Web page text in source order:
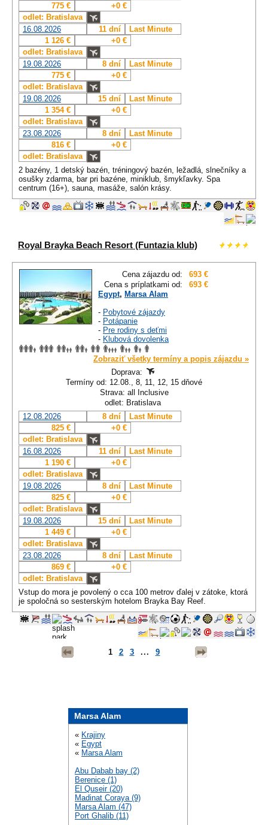
775 €
+0 €
odlet: Bratislava
16.08.2026
11 dní
Last Minute
1 126 €
+0 €
odlet: Bratislava
19.08.2026
8 dní
Last Minute
775 €
+0 €
odlet: Bratislava
19.08.2026
15 dní
Last Minute
1 354 €
+0 €
odlet: Bratislava
23.08.2026
8 dní
Last Minute
816 €
+0 €
odlet: Bratislava
2 bazény, 1 detský bazén, tréningový bazén, ležadlá, slnečníky a
osušky zdarma, bar pri bazéne, miniklub, šmykľavky. Spa
centrum (16+), sauna, masáže, salón krásy.
Royal Brayka Beach Resort (Funtazia klub)
Cena zájazdu od:
693 €
Cena s príplatkami od:
693 €
Egypt, Marsa Alam
- Pobytové zájazdy
- Potápanie
- Pre rodiny s deťmi
- Klubová dovolenka
Zobraziť všetky termíny a popis zájazdu »
Doprava:
Termíny od: 12.08., 8, 11, 12, 15 dňové
Strava: all Inclusive
odlet: Bratislava
12.08.2026
8 dní
Last Minute
825 €
+0 €
odlet: Bratislava
16.08.2026
11 dní
Last Minute
1 190 €
+0 €
odlet: Bratislava
19.08.2026
8 dní
Last Minute
825 €
+0 €
odlet: Bratislava
19.08.2026
15 dní
Last Minute
1 449 €
+0 €
odlet: Bratislava
23.08.2026
8 dní
Last Minute
869 €
+0 €
odlet: Bratislava
Vstup do mora je povolený o cca 100 metrov ďalej v zátoke, ktorá
je spoločná so sesterským hotelom Brayka Bay Reef.
1 2 3 ... 9
Marsa Alam
« Krajiny
« Egypt
« Marsa Alam
Abu Dabab bay (2)
Berenice (1)
El Quseir (20)
Madinat Coraya (9)
Marsa Alam (47)
Port Ghalib (11)